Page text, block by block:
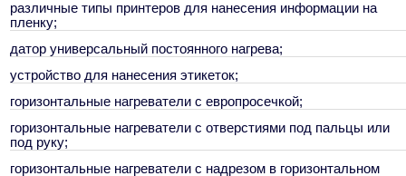
различные типы принтеров для нанесения информации на
пленку;
датор универсальный постоянного нагрева;
устройство для нанесения этикеток;
горизонтальные нагреватели с европросечкой;
горизонтальные нагреватели с отверстиями под пальцы или
под руку;
горизонтальные нагреватели с надрезом в горизонтальном